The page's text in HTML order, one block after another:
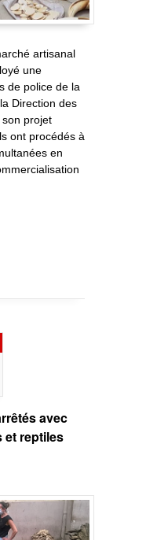
artisanal
une
de police de la
Direction des
son projet
ont procédés à
en
avec
et reptiles